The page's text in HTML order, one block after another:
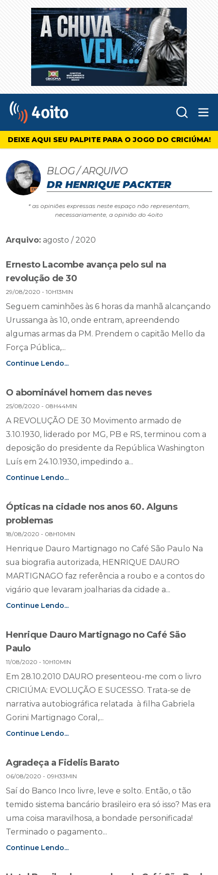
4oito
DEIXE AQUI SEU PALPITE PARA O JOGO DO CRICIÚMA!
BLOG / ARQUIVO
DR HENRIQUE PACKTER
* as opiniões expressas neste espaço não representam,
necessariamente, a opinião do 4oito
Arquivo: agosto / 2020
Ernesto Lacombe avança pelo sul na
revolução de 30
29/08/2020 - 10H13MIN
Seguem caminhões às 6 horas da manhã alcançando
Urussanga às 10, onde entram, apreendendo
algumas armas da PM. Prendem o capitão Mello da
Força Pública,...
Continue Lendo...
O abominável homem das neves
25/08/2020 - 08H44MIN
A REVOLUÇÃO DE 30 Movimento armado de
3.10.1930, liderado por MG, PB e RS, terminou com a
deposição do presidente da República Washington
Luís em 24.10.1930, impedindo a...
Continue Lendo...
Ópticas na cidade nos anos 60. Alguns
problemas
18/08/2020 - 08H10MIN
Henrique Dauro Martignago no Café São Paulo Na
sua biografia autorizada, HENRIQUE DAURO
MARTIGNAGO faz referência a roubo e a contos do
vigário que levaram joalharias da cidade a...
Continue Lendo...
Henrique Dauro Martignago no Café São
Paulo
11/08/2020 - 10H10MIN
Em 28.10.2010 DAURO presenteou-me com o livro
CRICIÚMA: EVOLUÇÃO E SUCESSO. Trata-se de
narrativa autobiográfica relatada à filha Gabriela
Gorini Martignago Coral,...
Continue Lendo...
Agradeça a Fidelis Barato
06/08/2020 - 09H33MIN
Saí do Banco Inco livre, leve e solto. Então, o tão
temido sistema bancário brasileiro era só isso? Mas era
uma coisa maravilhosa, a bondade personificada!
Terminado o pagamento...
Continue Lendo...